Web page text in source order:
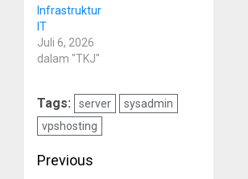
Infrastruktur
IT
Juli 6, 2026
dalam "TKJ"
Tags: server
sysadmin
vpshosting
Post
Previous